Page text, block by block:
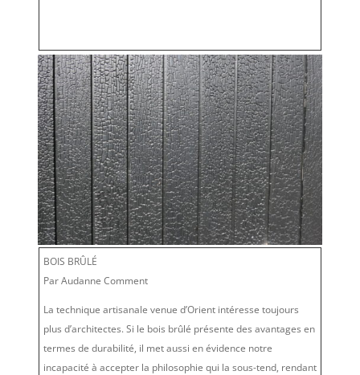
BOIS BRÛLÉ
Par Audanne Comment
La technique artisanale venue d’Orient intéresse toujours
plus d’architectes. Si le bois brûlé présente des avantages en
termes de durabilité, il met aussi en évidence notre
incapacité à accepter la philosophie qui la sous-tend, rendant